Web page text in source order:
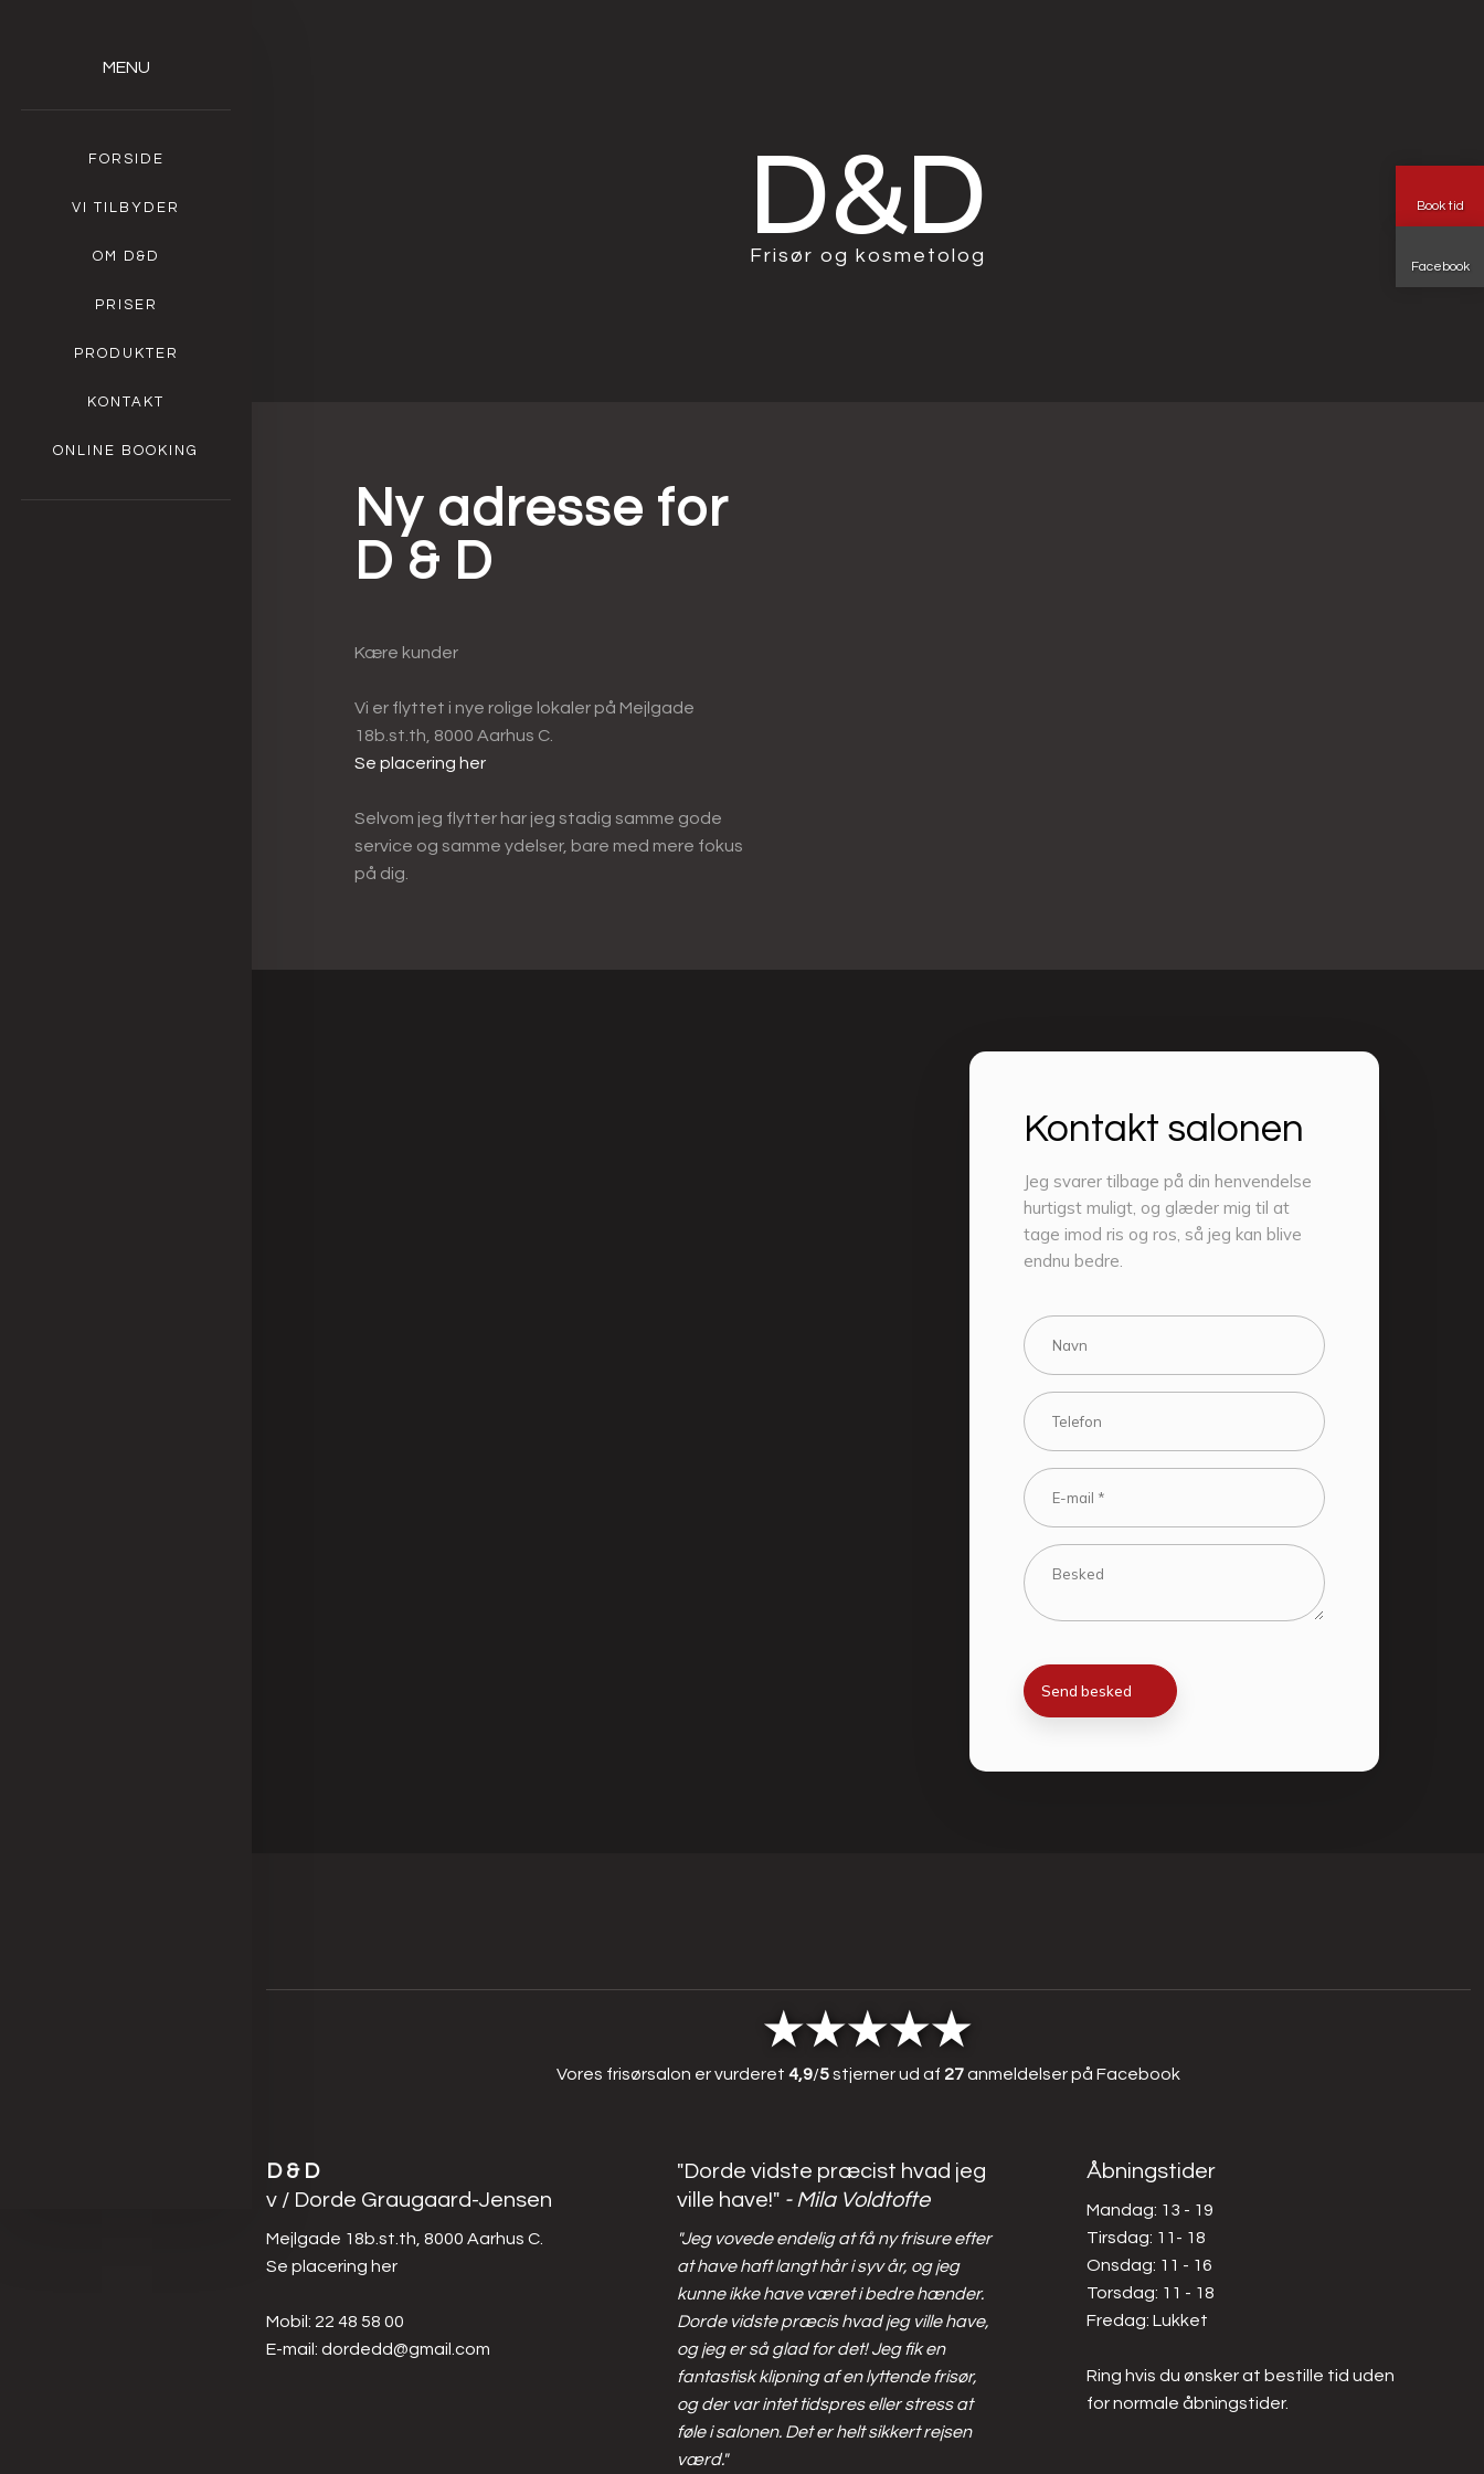
MENU​
FORSIDE
VI TILBYDER
OM D&D
PRISER
PRODUKTER
KONTAKT
ONLINE BOOKING
Book tid
Facebook
D&D​
Frisør og kosmetolog​
Ny adresse for
D & D
Kære kunder​
Vi er flyttet i nye rolige lokaler på Mejlgade
18b.st.th, 8000 Aarhus C.
Se placering her​
Selvom jeg flytter har jeg stadig samme gode
service og samme ydelser, bare med mere fokus
på dig.​
​Kontakt salonen​
Jeg svarer tilbage på din henvendelse
hurtigst muligt, og glæder mig til at
tage imod ris og ros, så jeg kan blive
endnu bedre.​
​​★★★★★
Vores frisørsalon er vurderet 4,9/5stjerner ud af 27anmeldelser på Facebook
D & D
​v / Dorde Graugaard-Jensen
Mejlgade 18b.st.th, 8000 Aarhus C.
Se placering her​
Mobil: 22 48 58 00​
E-mail: ​ dordedd@gmail.com
"Dorde vidste præcist hvad jeg
ville have!" ​ - Mila Voldtofte
"Jeg vovede endelig at få ny frisure efter
at have haft langt hår i syv år, og jeg
kunne ikke have været i bedre hænder.
Dorde vidste præcis hvad jeg ville have,
og jeg er så glad for det! Jeg fik en
fantastisk klipning af en lyttende frisør,
og der var intet tidspres eller stress at
føle i salonen. Det er helt sikkert rejsen
værd."
Åbningstider
Mandag: 13 - 19
Tirsdag: 11- 18
Onsdag: 11 - 16
Torsdag: 11 - 18
Fredag: Lukket​
Ring hvis du ønsker at bestille tid uden
for normale åbningstider.